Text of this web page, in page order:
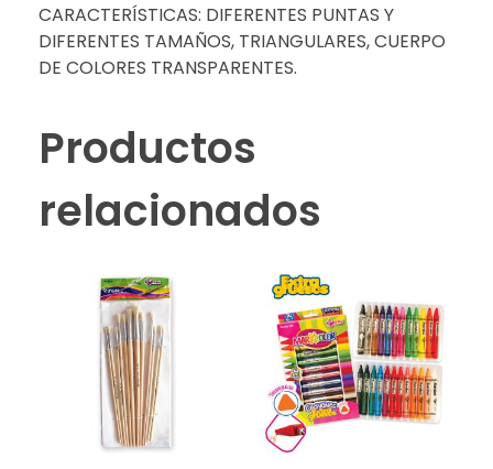
CARACTERÍSTICAS: DIFERENTES PUNTAS Y
DIFERENTES TAMAÑOS, TRIANGULARES, CUERPO
DE COLORES TRANSPARENTES.
Productos
relacionados